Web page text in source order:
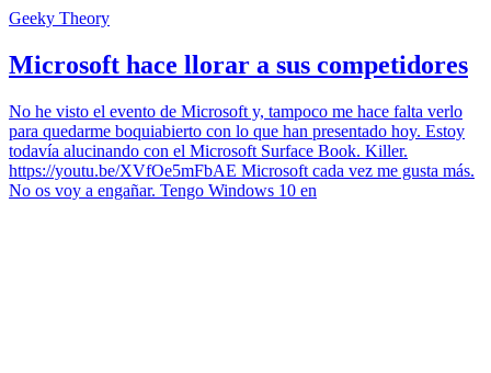
Geeky Theory
Microsoft hace llorar a sus competidores
No he visto el evento de Microsoft y, tampoco me hace falta verlo
para quedarme boquiabierto con lo que han presentado hoy. Estoy
todavía alucinando con el Microsoft Surface Book. Killer.
https://youtu.be/XVfOe5mFbAE Microsoft cada vez me gusta más.
No os voy a engañar. Tengo Windows 10 en